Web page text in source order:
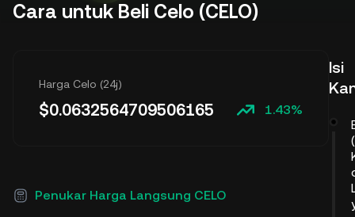
Cara untuk Beli Celo (CELO)
Harga Celo (24j)
$0.0632564709506165 1.43%
Penukar Harga Langsung CELO
Isi